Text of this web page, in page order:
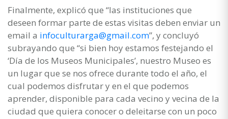
Finalmente, explicó que “las instituciones que
deseen formar parte de estas visitas deben enviar un
email a infoculturarga@gmail.com”, y concluyó
subrayando que “si bien hoy estamos festejando el
‘Día de los Museos Municipales’, nuestro Museo es
un lugar que se nos ofrece durante todo el año, el
cual podemos disfrutar y en el que podemos
aprender, disponible para cada vecino y vecina de la
ciudad que quiera conocer o deleitarse con un poco